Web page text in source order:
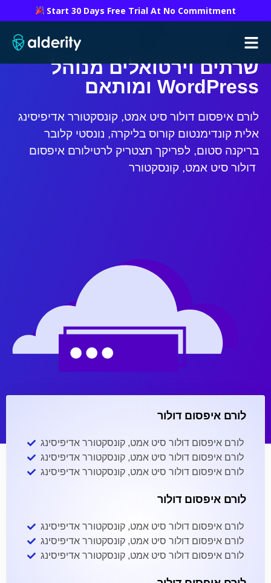
Start 30 Days Free Trial At No Commitment
שרתים וירטואלים מנוהל
ומותאם WordPress
לורם איפסום דולור סיט אמט, קונסקטורר אדיפיסינג
אלית קונדימנטום קורוס בליקרה, נונסטי קלובר
בריקנה סטום, לפריקך תצטריק לרטילורם איפסום
לורם איפסום דולור
לורם איפסום דולור